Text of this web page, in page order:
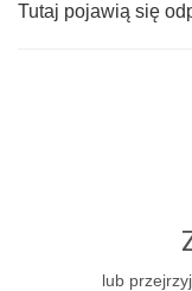
Tutaj pojawią się
lub